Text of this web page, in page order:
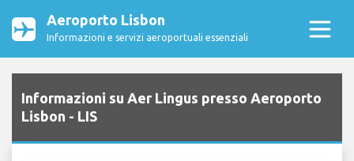
Aeroporto Lisbon
Informazioni e servizi aeroportuali essenziali
Informazioni su Aer Lingus presso Aeroporto
Lisbon - LIS